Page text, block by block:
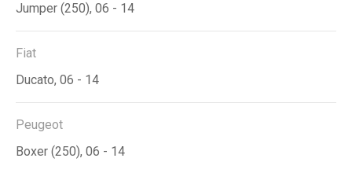
Jumper (250), 06 - 14
Fiat
Ducato, 06 - 14
Peugeot
Boxer (250), 06 - 14